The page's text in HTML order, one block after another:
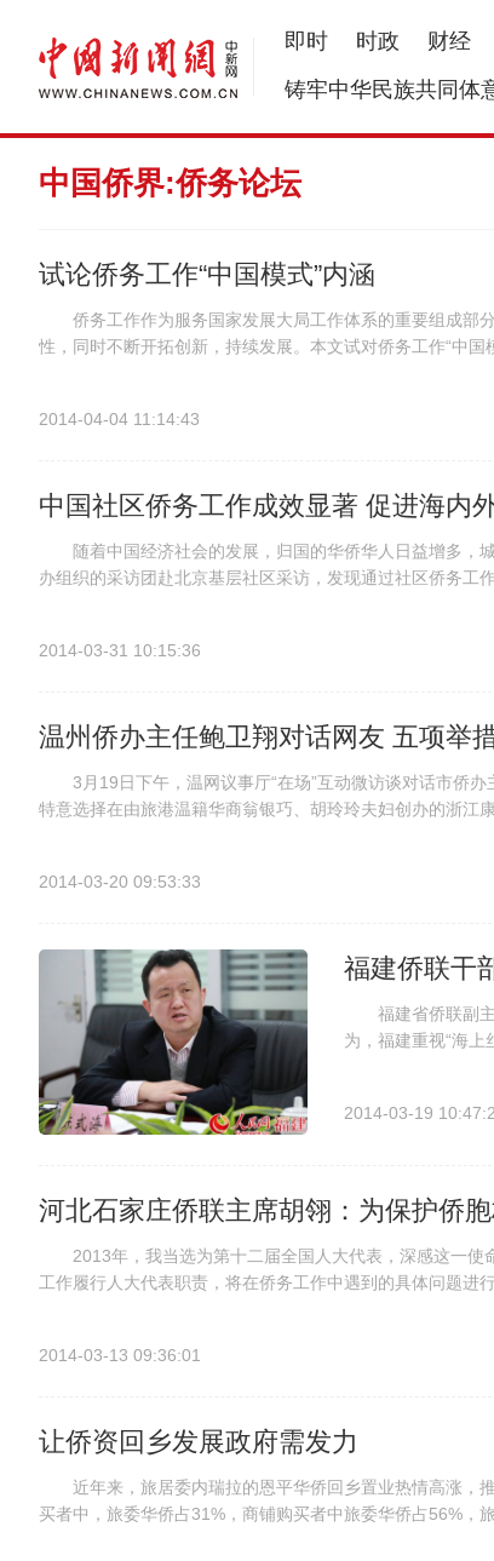
即时 时政 财经
铸牢中华民族共同体
中国侨界:侨务论坛
试论侨务工作“中国模式”内涵
侨务工作作为服务国家发展大局工作体系的重要组成部
性，同时不断开拓创新，持续发展。本文试对侨务工作“中
2014-04-04 11:14:43
中国社区侨务工作成效显著 促进海内
随着中国经济社会的发展，归国的华侨华人日益增多，
办组织的采访团赴北京基层社区采访，发现通过社区侨务工
2014-03-31 10:15:36
温州侨办主任鲍卫翔对话网友 五项举
3月19日下午，温网议事厅“在场”互动微访谈对话市侨
特意选择在由旅港温籍华商翁银巧、胡玲玲夫妇创办的浙江
2014-03-20 09:53:33
福建侨联干
福建省侨联副主
为，福建重视“海
2014-03-19
河北石家庄侨联主席胡翎：为保护侨
2013年，我当选为第十二届全国人大代表，深感这一使
工作履行人大代表职责，将在侨务工作中遇到的具体问题进
2014-03-13 09:36:01
让侨资回乡发展政府需发力
近年来，旅居委内瑞拉的恩平华侨回乡置业热情高涨，
买者中，旅委华侨占31%，商铺购买者中旅委华侨占56%，